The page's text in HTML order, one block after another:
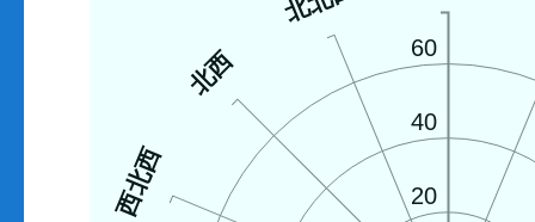
西北西
北西
20
40
60